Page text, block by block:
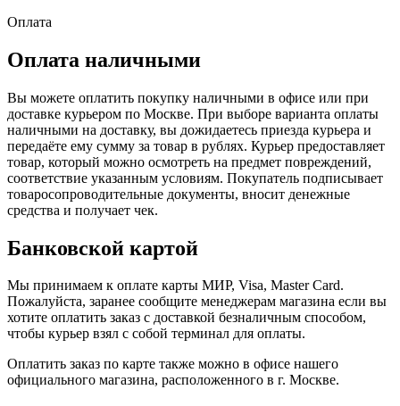
Оплата
Оплата наличными
Вы можете оплатить покупку наличными в офисе или при
доставке курьером по Москве. При выборе варианта оплаты
наличными на доставку, вы дожидаетесь приезда курьера и
передаёте ему сумму за товар в рублях. Курьер предоставляет
товар, который можно осмотреть на предмет повреждений,
соответствие указанным условиям. Покупатель подписывает
товаросопроводительные документы, вносит денежные
средства и получает чек.
Банковской картой
Мы принимаем к оплате карты МИР, Visa, Master Card.
Пожалуйста, заранее сообщите менеджерам магазина если вы
хотите оплатить заказ с доставкой безналичным способом,
чтобы курьер взял с собой терминал для оплаты.
Оплатить заказ по карте также можно в офисе нашего
официального магазина, расположенного в г. Москве.